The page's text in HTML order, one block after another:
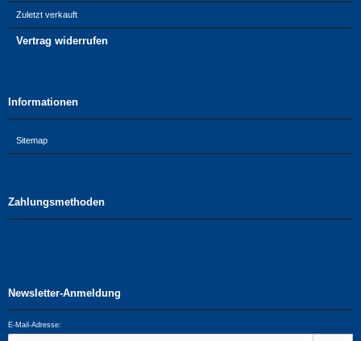
Zuletzt verkauft
Vertrag widerrufen
Informationen
Sitemap
Zahlungsmethoden
Newsletter-Anmeldung
E-Mail-Adresse: